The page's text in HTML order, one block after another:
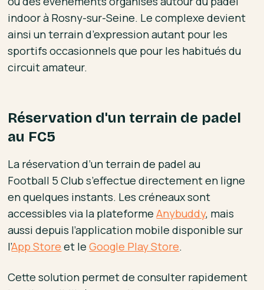
indoor à Rosny-sur-Seine. Le complexe devient
ainsi un terrain d’expression autant pour les
sportifs occasionnels que pour les habitués du
circuit amateur.
Réservation d'un terrain de padel
au FC5
La réservation d’un terrain de padel au
Football 5 Club s’effectue directement en ligne
en quelques instants. Les créneaux sont
accessibles via la plateformeAnybuddy, mais
aussi depuis l’application mobile disponible sur
l’App Store et leGoogle Play Store.
Cette solution permet de consulter rapidement